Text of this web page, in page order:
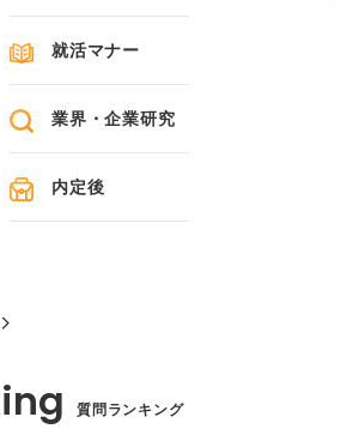
就活マナー
業界・企業研究
内定後
質問ランキング